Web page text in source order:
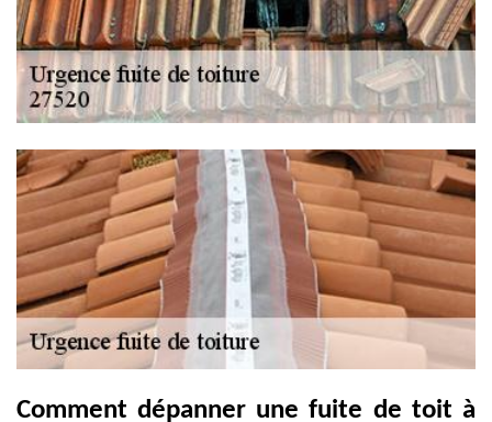
Comment dépanner une fuite de toit à